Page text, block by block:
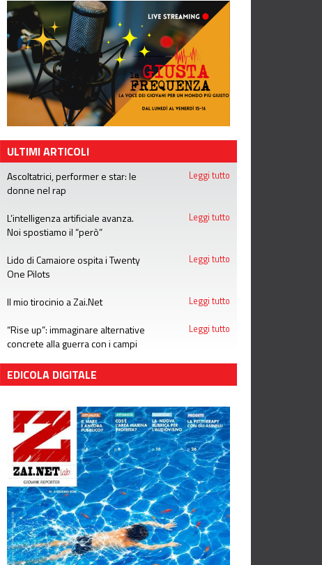
ULTIMI ARTICOLI
Ascoltatrici, performer e star: le
donne nel rap
Leggi tutto
L’intelligenza artificiale avanza.
Noi spostiamo il “però”
Leggi tutto
Lido di Camaiore ospita i Twenty
One Pilots
Leggi tutto
Il mio tirocinio a Zai.Net Leggi tutto
“Rise up”: immaginare alternative
concrete alla guerra con i campi
Leggi tutto
EDICOLA DIGITALE